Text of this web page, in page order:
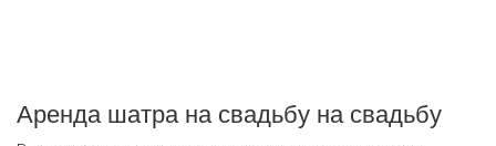
Аренда шатра на свадьбу на свадьбу